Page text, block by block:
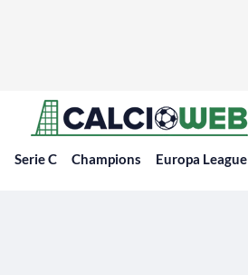
Serie C Champions Europa League